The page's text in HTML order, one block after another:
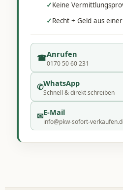
✓Keine
✓Recht + Geld aus
☎Anrufen
0170 50 60 231
✆WhatsApp
Schnell & direkt schreiben
✉E-Mail
info@pkw-sofort-